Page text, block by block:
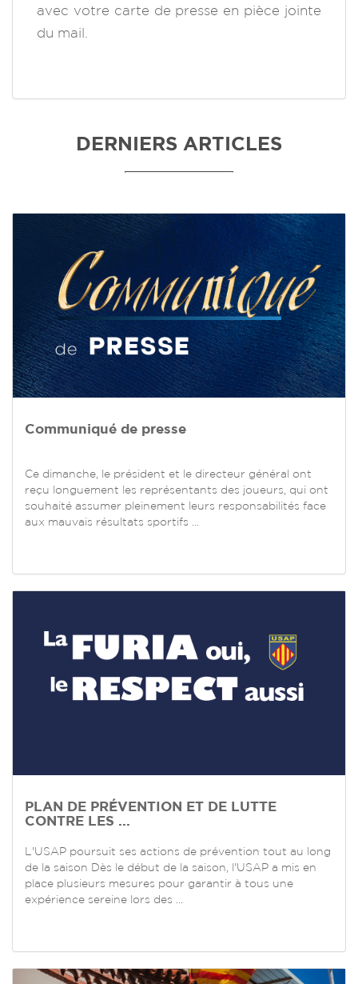
avec votre carte de presse en pièce jointe
du mail.
DERNIERS ARTICLES
Communiqué de presse
Ce dimanche, le président et le directeur général ont
reçu longuement les représentants des joueurs, qui ont
souhaité assumer pleinement leurs responsabilités face
aux mauvais résultats sportifs ...
PLAN DE PRÉVENTION ET DE LUTTE
CONTRE LES ...
L'USAP poursuit ses actions de prévention tout au long
de la saison Dès le début de la saison, l'USAP a mis en
place plusieurs mesures pour garantir à tous une
expérience sereine lors des ...